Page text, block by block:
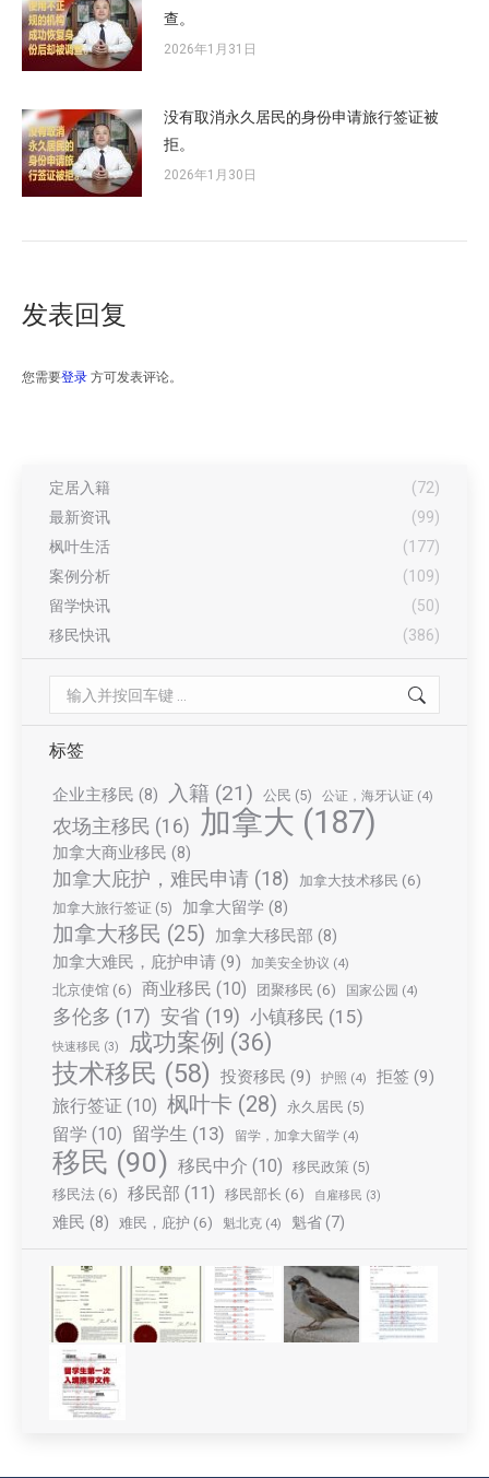
查。
2026年1月31日
没有取消永久居民的身份申请旅行签证被
拒。
2026年1月30日
发表回复
您需要登录 方可发表评论。
定居入籍
(72)
最新资讯
(99)
枫叶生活
(177)
案例分析
(109)
留学快讯
(50)
移民快讯
(386)
Search:
标签
企业主移民 (8) 入籍 (21) 公民 (5) 公证，海牙认证 (4)
农场主移民 (16) 加拿大 (187)
加拿大商业移民 (8)
加拿大庇护，难民申请 (18) 加拿大技术移民 (6)
加拿大旅行签证 (5) 加拿大留学 (8)
加拿大移民 (25) 加拿大移民部 (8)
加拿大难民，庇护申请 (9) 加美安全协议 (4)
北京使馆 (6) 商业移民 (10) 团聚移民 (6) 国家公园 (4)
多伦多 (17) 安省 (19) 小镇移民 (15)
快速移民 (3) 成功案例 (36)
技术移民 (58) 投资移民 (9) 护照 (4) 拒签 (9)
旅行签证 (10) 枫叶卡 (28) 永久居民 (5)
留学 (10) 留学生 (13) 留学，加拿大留学 (4)
移民 (90) 移民中介 (10) 移民政策 (5)
移民法 (6) 移民部 (11) 移民部长 (6) 自雇移民 (3)
难民 (8) 难民，庇护 (6) 魁北克 (4) 魁省(7)